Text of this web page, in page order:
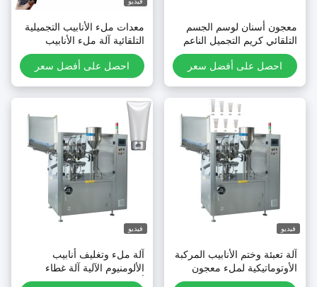
أسنان لوسم الجسم
كريم التجميل الناعم
احصل على أفضل سعر
معدات ملء الأنابيب التجميلية
التلقائية آلة ملء الأنابيب
احصل على أفضل سعر
تعبئة وختم الأنابيب المركبة
لملء معجون
آلة ملء وتغليف أنابيب
الألومنيوم الآلية آلة غطاء
أنابيب الزيت آلة غطاء الأنابيب